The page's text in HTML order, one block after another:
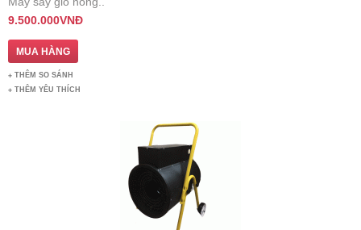
9.500.000VNĐ
THÊM SO SÁNH
THÊM YÊU THÍCH